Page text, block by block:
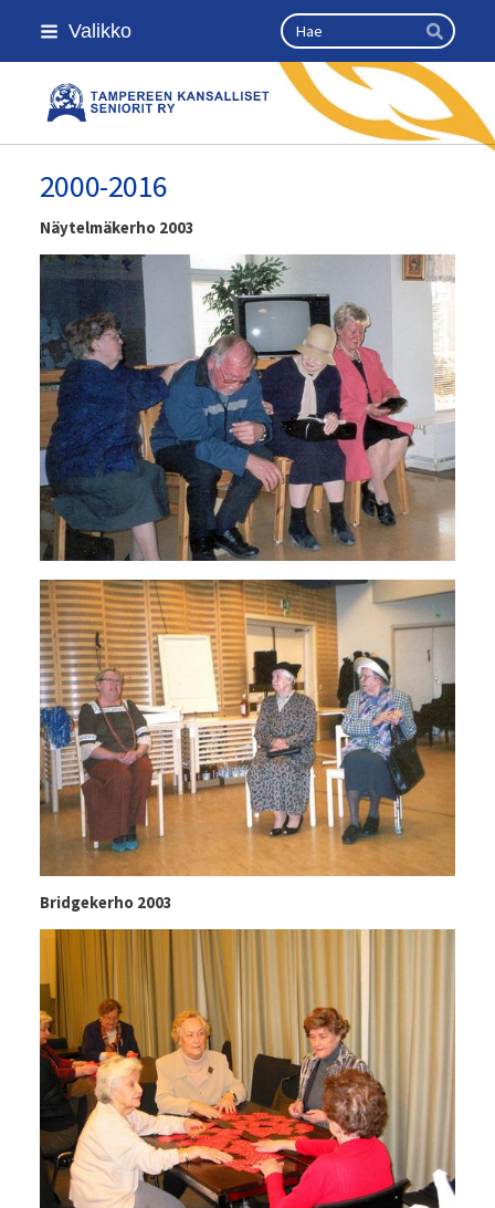
Siirry
sivun
Valikko Haku
Hae
Kansallinen senioriliitto
2000-2016
Näytelmäkerho 2003
Bridgekerho 2003